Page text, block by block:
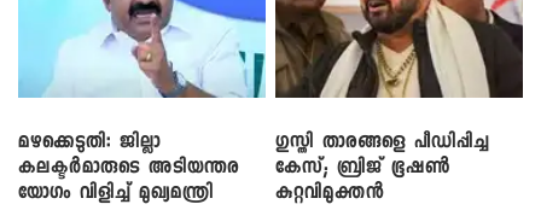
മഴക്കെടുതി: ജില്ലാ
കലക്ടർമാരുടെ അടിയന്തര
യോഗം വിളിച്ച് മുഖ്യമന്ത്രി
​ഗുസ്തി താരങ്ങളെ പീഡിപ്പിച്ച
കേസ്; ബ്രിജ് ഭൂഷൺ
കുറ്റവിമുക്തൻ